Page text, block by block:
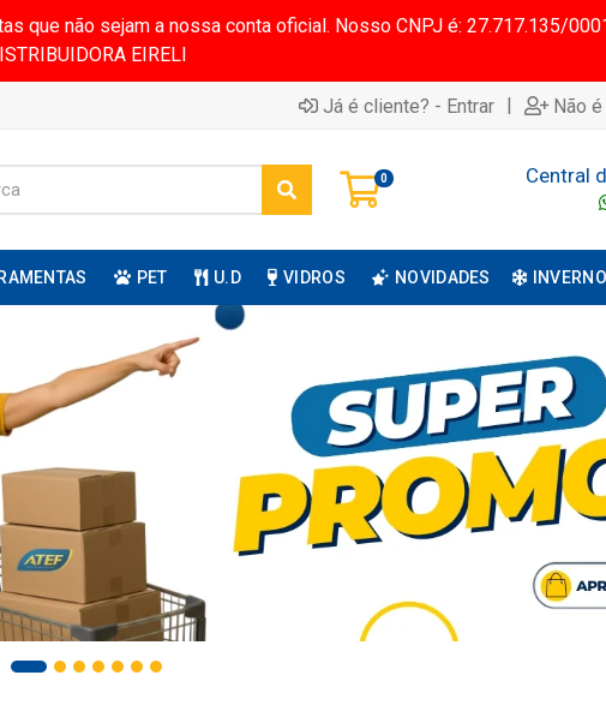
que não sejam a nossa conta oficial. Nosso CNPJ é: 27.717.135/
EIRELI
Já é cliente? - Entrar | Não
0 Central
PET U.D VIDROS NOVIDADES INVERNO